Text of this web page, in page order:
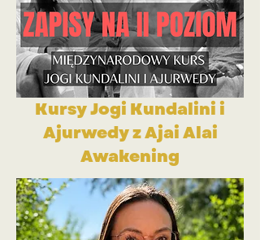
Kursy Jogi Kundalini i
Ajurwedy z Ajai Alai
Awakening